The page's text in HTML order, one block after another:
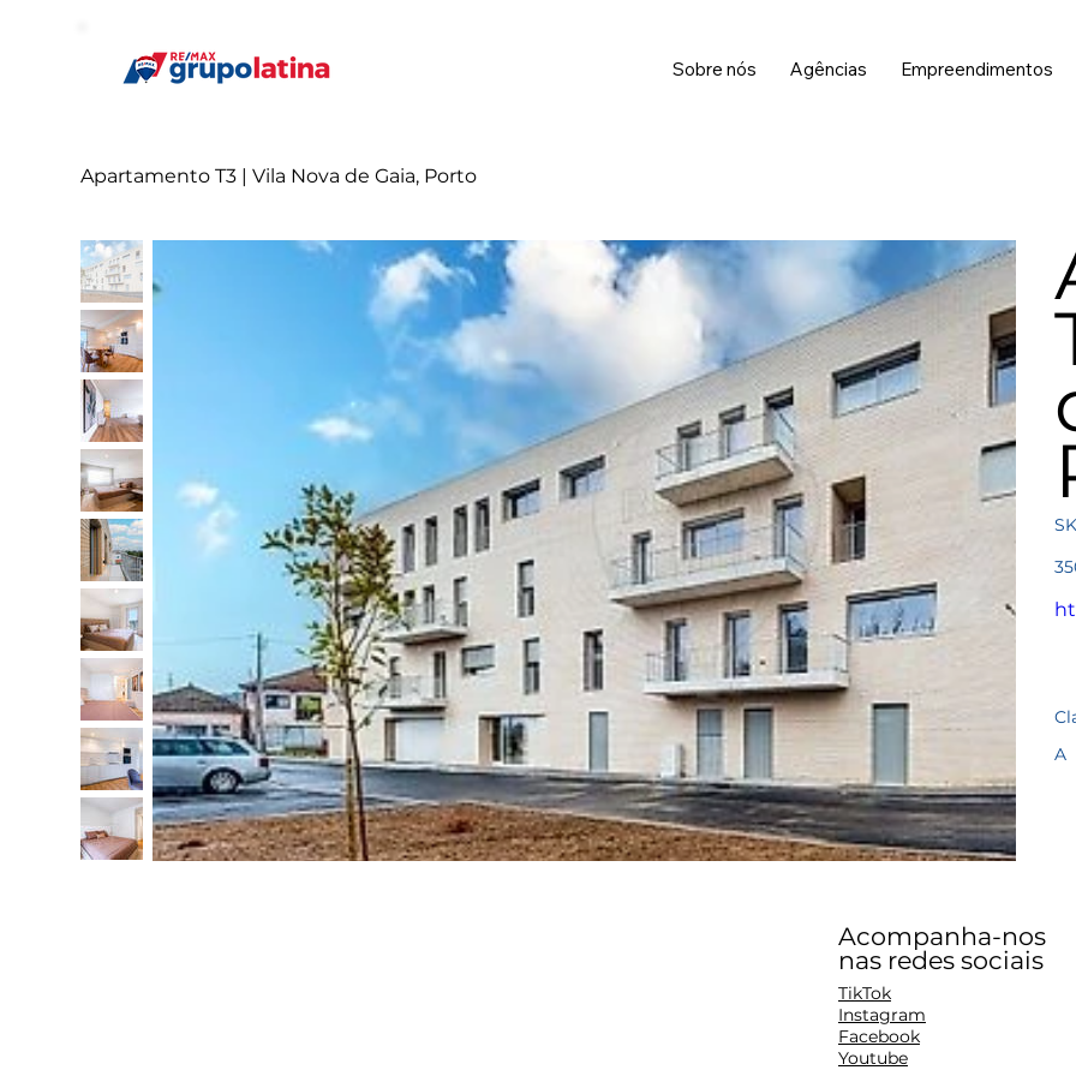
Sobre nós Agências Empreendimentos
Apartamento T3 | Vila Nova de Gaia, Porto
A
Acompanha-nos
nas redes sociais
TikTok
Instagram
Facebook
Youtube